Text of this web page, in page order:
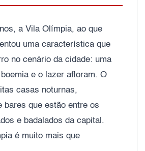
a Vila Olímpia, ao que
uma característica que
no cenário da cidade: uma
e o lazer afloram. O
casas noturnas,
bares que estão entre os
e badalados da capital.
é muito mais que